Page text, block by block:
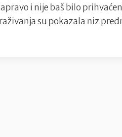
i nije baš bilo
su pokazala niz